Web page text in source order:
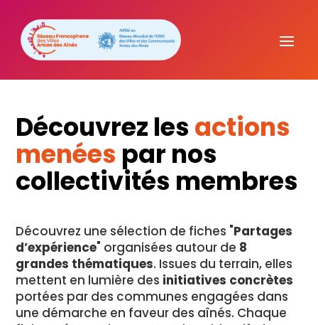
Découvrez les actions
menées par nos
collectivités membres
Découvrez une sélection de fiches "Partages
d’expérience" organisées autour de 8
grandes thématiques. Issues du terrain, elles
mettent en lumière des initiatives concrètes
portées par des communes engagées dans
une démarche en faveur des aînés. Chaque